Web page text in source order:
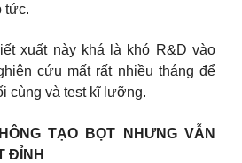
tức.
xuất này khá là khó R&D vào
cứu mất rất nhiều tháng để
cùng và test kĩ lưỡng.
TẠO BỌT NHƯNG VẪN
ĐỈNH